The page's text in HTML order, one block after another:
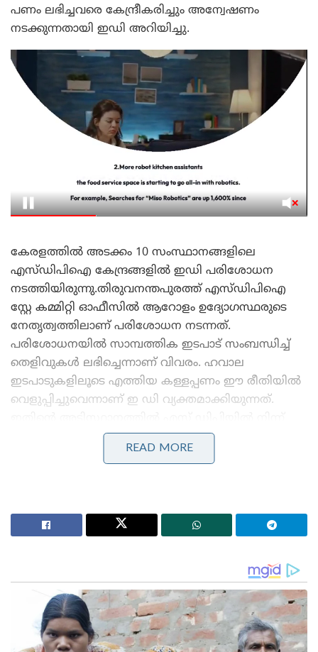
പണം ലഭിച്ചവരെ കേന്ദ്രീകരിച്ചും അന്വേഷണം
നടക്കുന്നതായി ഇഡി അറിയിച്ചു.
കേരളത്തിൽ അടക്കം 10 സംസ്ഥാനങ്ങളിലെ
എസ്ഡിപിഐ കേന്ദ്രങ്ങളിൽ ഇഡി പരിശോധന
നടത്തിയിരുന്നു.തിരുവനന്തപുരത്ത് എസ്ഡിപിഐ
സ്റ്റേ കമ്മിറ്റി ഓഫീസില്‍ ആറോളം ഉദ്യോഗസ്ഥരുടെ
നേതൃത്വത്തിലാണ് പരിശോധന നടന്നത്.
പരിശോധനയിൽ സാമ്പത്തിക ഇടപാട് സംബന്ധിച്ച്
തെളിവുകൾ ലഭിച്ചെന്നാണ് വിവരം. ഹവാല
ഇടപാടുകളിലൂടെ എത്തിയ കള്ളപ്പണം ഈ രീതിയിൽ
വെളുപ്പിച്ചുവെന്നാണ് ഇ ഡി വ്യക്തമാക്കിയുന്നത്.
പണം ലഭിച്ചവരെ കേന്ദ്രീകരിച്ചും അന്വേഷണം നടക്കും.
‘റഷ്യയിൽ നിന്ന് ഇന്ത്യയിലേക്ക് തീവണ്ടി പാത!;
പാകിസ്താനും അഫ്ഗാനിസ്താനും വഴി പുതിയ
റെയിൽ പദ്ധതിയുമായി പുടിന്റെ ഉപപ്രധാനമന്ത്രി!
അസ്വാഭാവികമായി മരിച്ചാൽ ഭർത്താവിന് രക്ഷയില്ല;
അലഹാബാദ് ഹൈക്കോടതിയുടെ സുപ്രധാന
ഉത്തരവ്!
വഹിദുർ റഹ്‌മാൻ എന്നയാളെ കോയമ്പത്തൂരിൽ നിന്ന്
READ MORE